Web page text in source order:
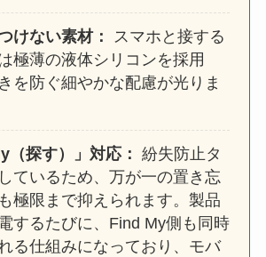
けない素材：
スマホと接する
極薄の液体シリコンを採用
を防ぐ細やかな配慮が光りま
（探す）」対応： 紛失防止タ
ているため、万が一の置き忘
極限まで抑えられます。製品
するたびに、Find My側も同時
る仕組みになっており、モバ